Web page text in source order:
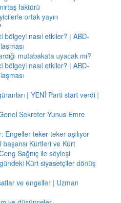
faktörü
ortak yayın
nasıl etkiler? | ABD-
mutabakata uyacak mı?
nasıl etkiler? | ABD-
| YENİ Parti start verdi |
Sekreter Yunus Emre
Engeller teker teker aşılıyor
Kürtleri ve Kürt
Sağnıç ile söyleşi
Kürt siyasetçiler dönüş
ve engeller | Uzman